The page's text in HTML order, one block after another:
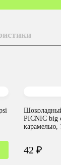
PICNIC big
карамелью,
42 ₽